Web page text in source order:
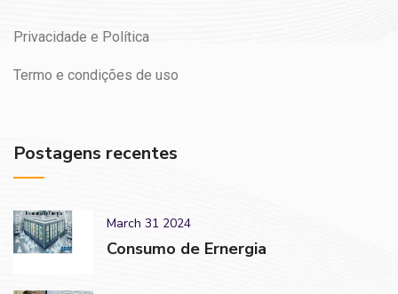
Privacidade e Política
Termo e condições de uso
Postagens recentes
March 31 2024
Consumo de Ernergia